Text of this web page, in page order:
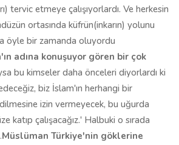
tervic etmeye çalışıyorlardı. Ve herkesin
ortasında küfrün(inkarın) yolunu
öyle bir zamanda oluyordu
adına konuşuyor gören bir çok
bu kimseler daha önceleri diyorlardı ki
biz İslam'ın herhangi bir
izin vermeyecek, bu uğurda
katıp çalışacağız.' Halbuki o sırada
Müslüman Türkiye'nin göklerine